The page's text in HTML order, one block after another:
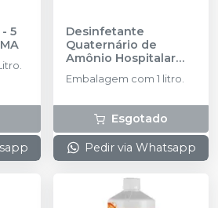
5
Desinfetante
Quaternário de
Amônio Hospitalar
SeptPro Plus - 1 Litro
PROLINK
Embalagem com 1 litro.
Esgotado
Pedir via Whatsapp